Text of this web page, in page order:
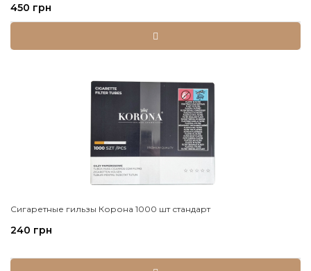
450 грн
Сигаретные гильзы Корона 1000 шт стандарт
240 грн